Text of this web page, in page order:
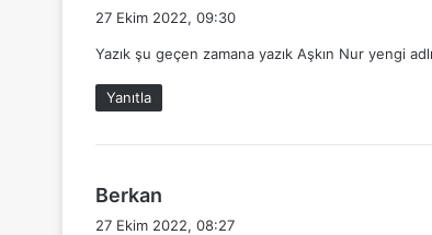
i
k
i
27 Ekim 2022, 09:30
Yazık şu geçen zamana yazık Aşkın Nur yengi adlı
Yanıtla
Berkan
27 Ekim 2022, 08:27